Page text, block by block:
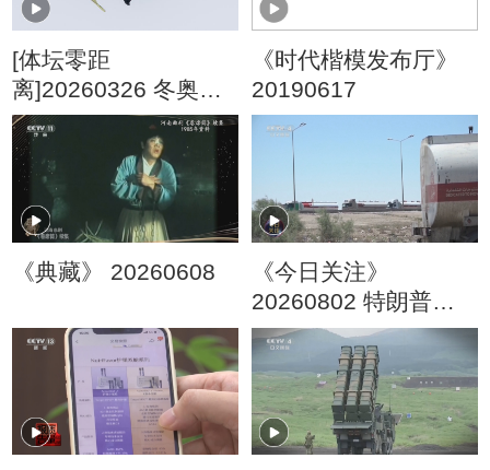
[体坛零距
离]20260326 冬奥之
约：苏翊鸣
《时代楷模发布厅》
20190617
《典藏》 20260608
《今日关注》
20260802 特朗普叫
停“最大规模”打击 伊
朗称摧毁美军F-35战
机